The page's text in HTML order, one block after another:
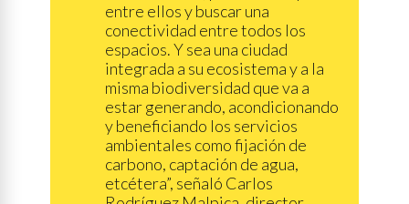
entre ellos y buscar una
conectividad entre todos los
espacios. Y sea una ciudad
integrada a su ecosistema y a la
misma biodiversidad que va a
estar generando, acondicionando
y beneficiando los servicios
ambientales como fijación de
carbono, captación de agua,
etcétera”, señaló Carlos